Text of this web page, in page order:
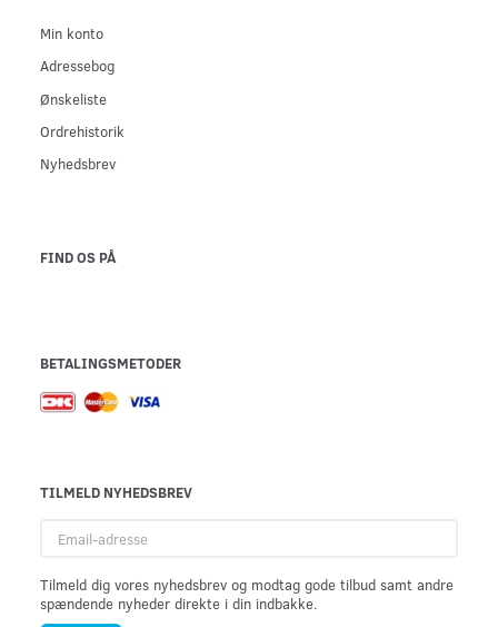
Min konto
Adressebog
Ønskeliste
Ordrehistorik
Nyhedsbrev
FIND OS PÅ
BETALINGSMETODER
TILMELD NYHEDSBREV
adresse
Tilmeld dig vores nyhedsbrev og modtag gode tilbud samt andre
spændende nyheder direkte i din indbakke.